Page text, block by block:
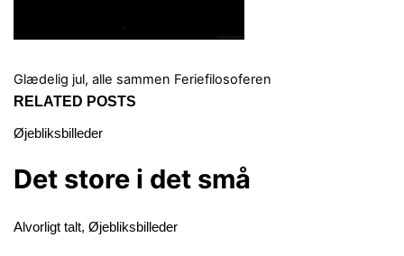
Glædelig jul, alle sammen Feriefilosoferen
RELATED POSTS
Øjebliksbilleder
Det store i det små
Alvorligt talt, Øjebliksbilleder